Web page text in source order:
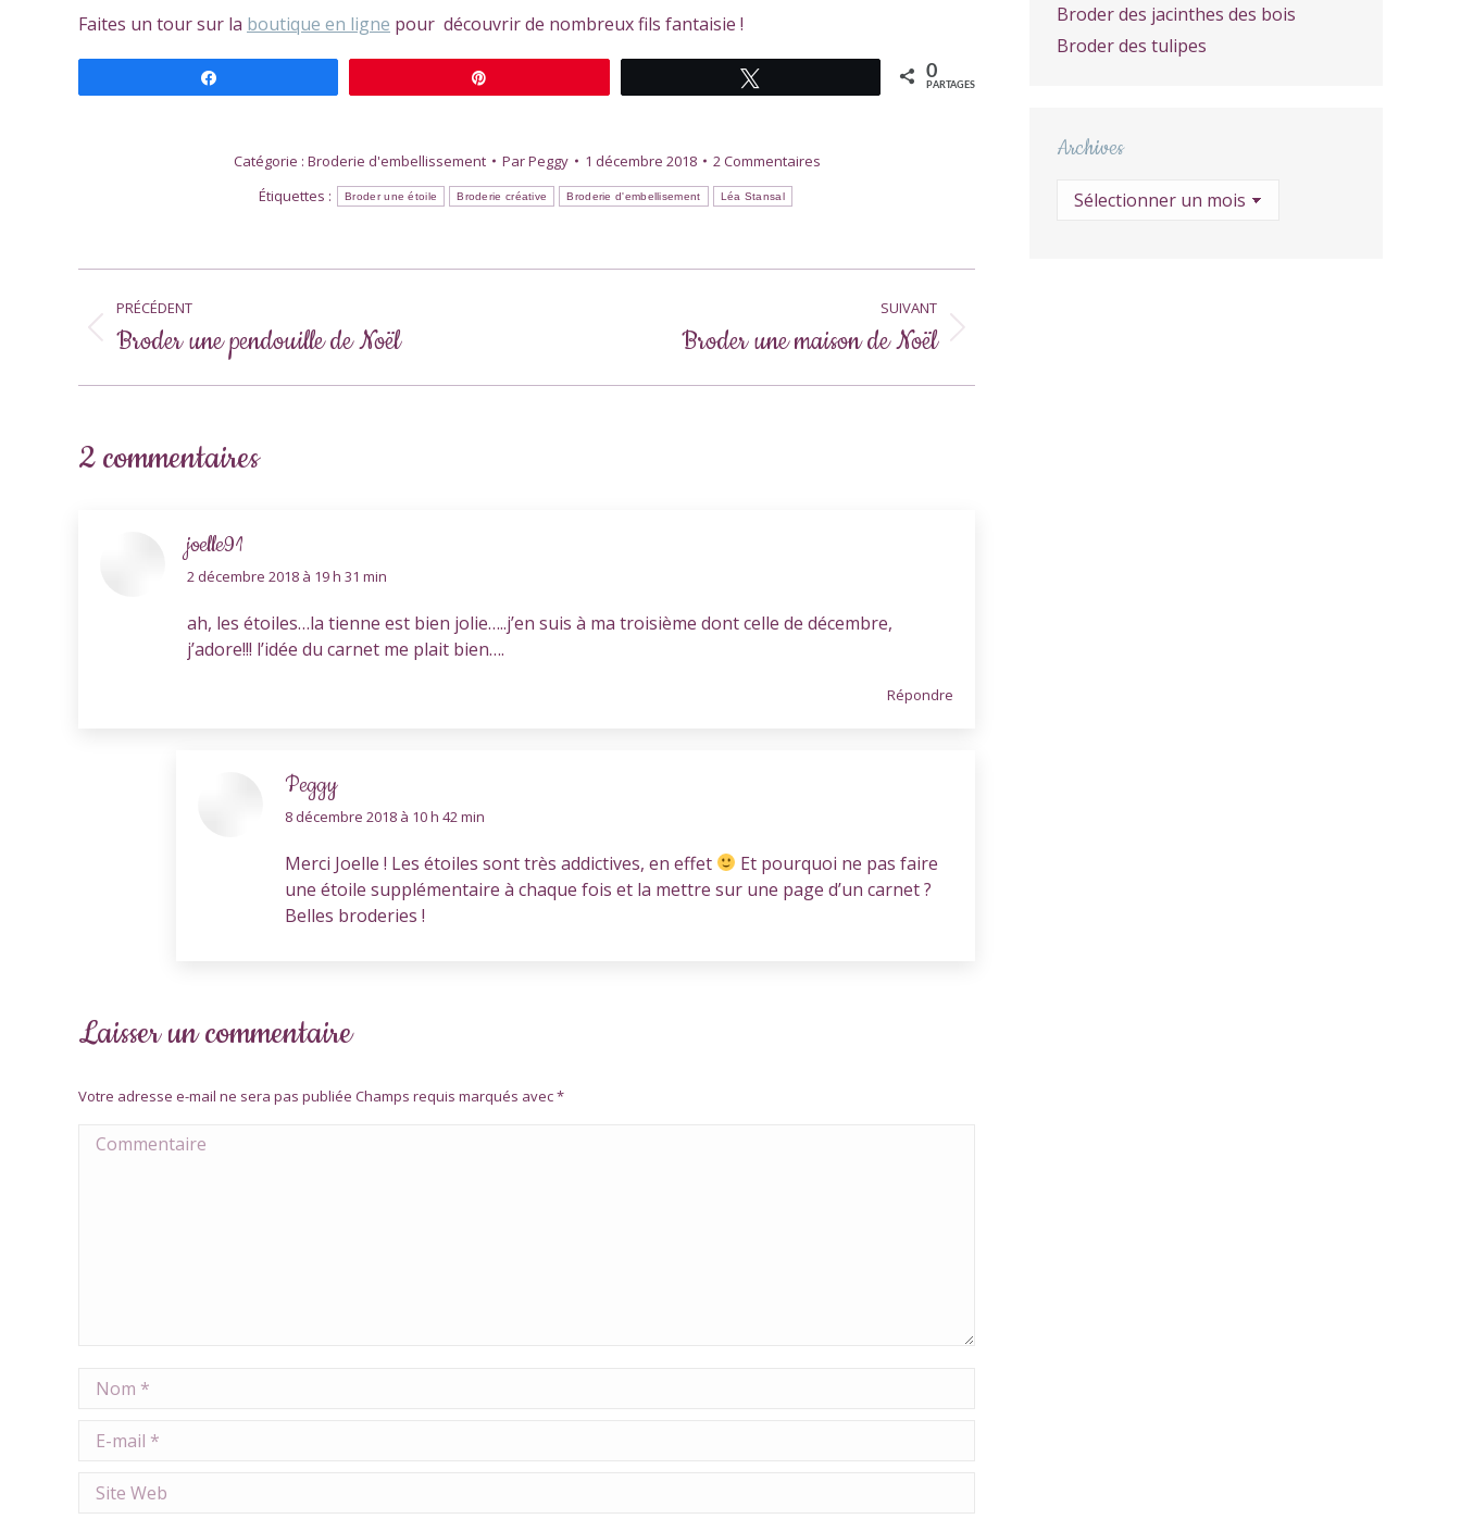
Faites un tour sur la boutique en ligne pour découvrir de nombreux fils fantaisie !
0
PARTAGES
Catégorie : Broderie d'embellissement ParPeggy 1 décembre 2018
2 Commentaires
Étiquettes :
Broder une étoile Broderie créative Broderie d'embellisement Léa Stansal
Navigation
article
PRÉCÉDENT
Article
:
Broder une pendouille de Noël
SUIVANT
:
Broder une maison de Noël
2 commentaires
joelle91
dit
2 décembre 2018 à 19 h 31 min
ah, les étoiles…la tienne est bien jolie…..j’en suis à ma troisième dont celle de décembre,
j’adore!!! l’idée du carnet me plait bien….
Répondre
Peggy
dit
8 décembre 2018 à 10 h 42 min
Merci Joelle ! Les étoiles sont très addictives, en effet
Et pourquoi ne pas faire
une étoile supplémentaire à chaque fois et la mettre sur une page d’un carnet ?
Belles broderies !
Laisser un commentaire
Votre adresse e-mail ne sera pas publiée Champs requis marqués avec*
Commentaire
Nom *
E-mail *
Site Web
Broder des jacinthes des bois
Broder des tulipes
Archives
Archives